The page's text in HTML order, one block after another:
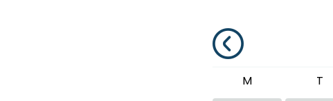
M T